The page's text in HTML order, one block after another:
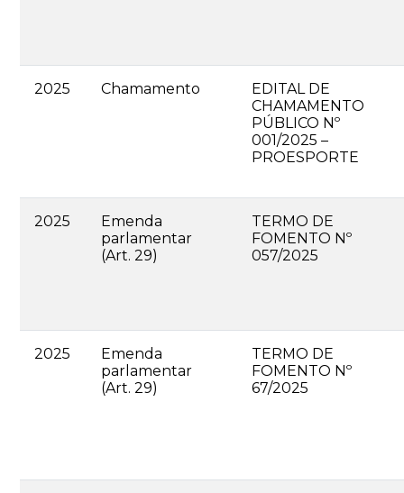
2025 Chamamento
EDITAL DE
CHAMAMENTO
PÚBLICO Nº
001/2025 –
PROESPORTE
2025
Emenda
parlamentar
(Art. 29)
TERMO DE
FOMENTO Nº
057/2025
2025
Emenda
parlamentar
(Art. 29)
TERMO DE
FOMENTO Nº
67/2025